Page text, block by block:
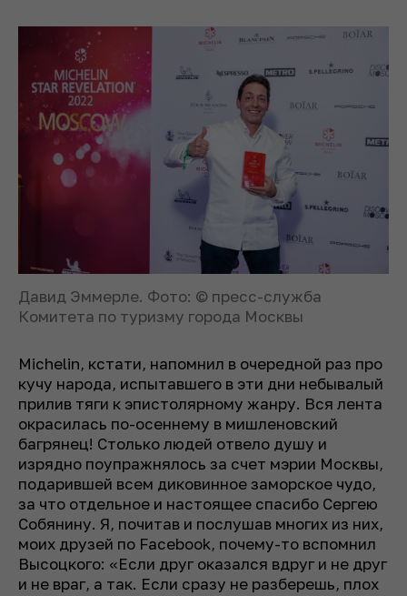
Давид Эммерле. Фото: © пресс-служба
Комитета по туризму города Москвы
Michelin, кстати, напомнил в очередной раз про
кучу народа, испытавшего в эти дни небывалый
прилив тяги к эпистолярному жанру. Вся лента
окрасилась по-осеннему в мишленовский
багрянец! Столько людей отвело душу и
изрядно поупражнялось за счет мэрии Москвы,
подарившей всем диковинное заморское чудо,
за что отдельное и настоящее спасибо Сергею
Собянину. Я, почитав и послушав многих из них,
моих друзей по Facebook, почему-то вспомнил
Высоцкого: «Если друг оказался вдруг и не друг
и не враг, а так. Если сразу не разберешь, плох